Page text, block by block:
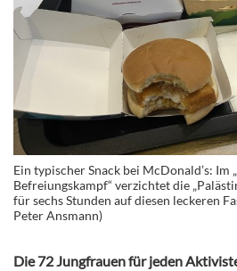
Ein typischer Snack bei McDonald’s: Im
Befreiungskampf“ verzichtet die
für sechs Stunden auf diesen leckeren
Peter Ansmann)
Die 72 Jungfrauen für jeden